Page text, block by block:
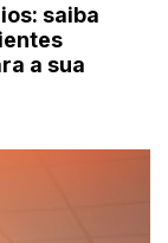
saiba
a sua